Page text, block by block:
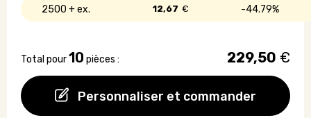
Personnaliser et commander
2500 + 44.79%
12,67 €
Total pour10 pièces : 229,50 €